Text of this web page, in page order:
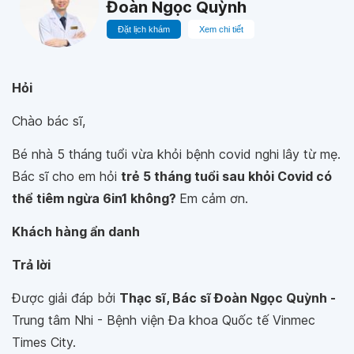
Đoàn Ngọc Quỳnh
Đặt lịch khám Xem chi tiết
Hỏi
Chào bác sĩ,
Bé nhà 5 tháng tuổi vừa khỏi bệnh covid nghi lây từ mẹ.
Bác sĩ cho em hỏi trẻ 5 tháng tuổi sau khỏi Covid có
thể tiêm ngừa 6in1 không? Em cảm ơn.
Khách hàng ẩn danh
Trả lời
Được giải đáp bởi Thạc sĩ, Bác sĩ Đoàn Ngọc Quỳnh -
Trung tâm Nhi - Bệnh viện Đa khoa Quốc tế Vinmec
Times City.